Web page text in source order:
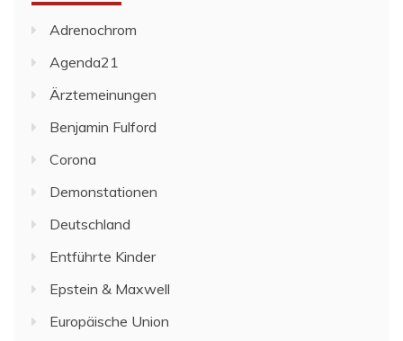
Adrenochrom
Agenda21
Ärztemeinungen
Benjamin Fulford
Corona
Demonstationen
Deutschland
Entführte Kinder
Epstein & Maxwell
Europäische Union